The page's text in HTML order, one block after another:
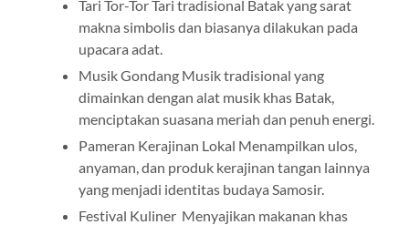
Tari Tor-Tor Tari tradisional Batak yang sarat
makna simbolis dan biasanya dilakukan pada
upacara adat.
Musik Gondang Musik tradisional yang
dimainkan dengan alat musik khas Batak,
menciptakan suasana meriah dan penuh energi.
Pameran Kerajinan Lokal Menampilkan ulos,
anyaman, dan produk kerajinan tangan lainnya
yang menjadi identitas budaya Samosir.
Festival Kuliner Menyajikan makanan khas